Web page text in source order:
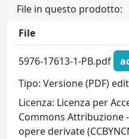
File in questo prodotto:
File
5976-17613-1-PB.pdf
Tipo: Versione (PDF)
Licenza: Licenza per
Commons Attribuzione
opere derivate